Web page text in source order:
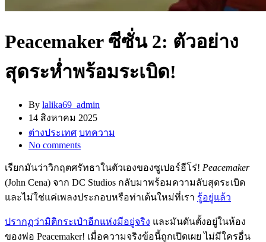
Peacemaker ซีซั่น 2: ตัวอย่าง
สุดระห่ำพร้อมระเบิด!
By lalika69_admin
14 สิงหาคม 2025
ต่างประเทศ บทความ
No comments
เรียกมันว่าวิกฤตศรัทธาในตัวเองของซูเปอร์ฮีโร่! Peacemaker
(John Cena) จาก DC Studios กลับมาพร้อมความลับสุดระเบิด
และไม่ใช่แค่เพลงประกอบหรือท่าเต้นใหม่ที่เรา รู้อยู่แล้ว
ปรากฏว่ามิติกระเป๋าอีกแห่งมีอยู่จริง และมันดันตั้งอยู่ในห้อง
ของพ่อ Peacemaker! เมื่อความจริงข้อนี้ถูกเปิดเผย ไม่มีใครอื่น